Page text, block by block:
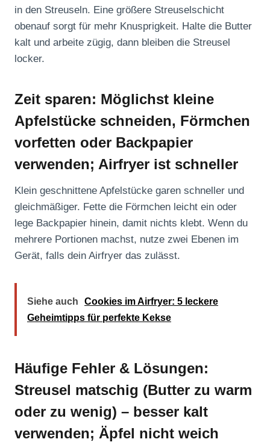
in den Streuseln. Eine größere Streuselschicht
obenauf sorgt für mehr Knusprigkeit. Halte die Butter
kalt und arbeite zügig, dann bleiben die Streusel
locker.
Zeit sparen: Möglichst kleine
Apfelstücke schneiden, Förmchen
vorfetten oder Backpapier
verwenden; Airfryer ist schneller
Klein geschnittene Apfelstücke garen schneller und
gleichmäßiger. Fette die Förmchen leicht ein oder
lege Backpapier hinein, damit nichts klebt. Wenn du
mehrere Portionen machst, nutze zwei Ebenen im
Gerät, falls dein Airfryer das zulässt.
Siehe auch
Cookies im Airfryer: 5 leckere
Geheimtipps für perfekte Kekse
Häufige Fehler & Lösungen:
Streusel matschig (Butter zu warm
oder zu wenig) – besser kalt
verwenden; Äpfel nicht weich